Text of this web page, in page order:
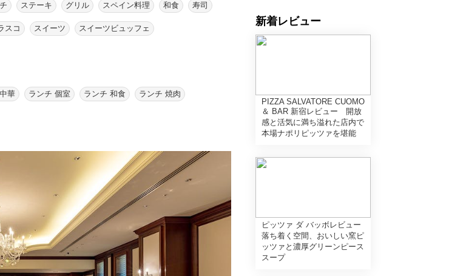
ステーキ グリル スペイン料理 和食 寿司
スコ スイーツ スイーツビュッフェ
華 ランチ 個室 ランチ 和食 ランチ 焼肉
新着レビュー
PIZZA SALVATORE CUOMO
＆ BAR 新宿レビュー 開放
感と活気に満ち溢れた店内で
本場ナポリピッツァを堪能
ピッツァ ダ バッボレビュー
落ち着く空間、おいしい窯ピ
ッツァと濃厚グリーンピース
スープ